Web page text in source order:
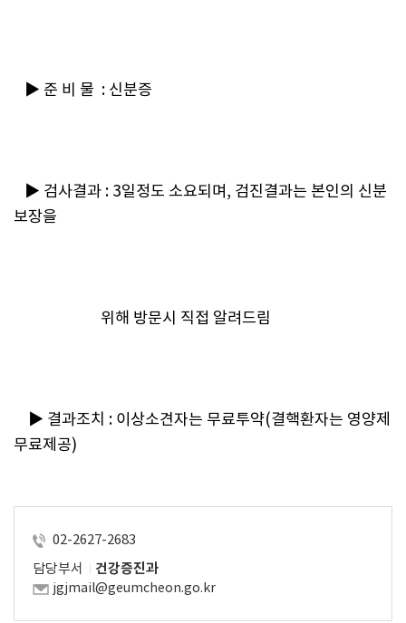
▶ 준 비 물  : 신분증
▶ 검사결과 : 3일정도 소요되며, 검진결과는 본인의 신분
보장을
위해 방문시 직접 알려드림
▶ 결과조치 : 이상소견자는 무료투약(결핵환자는 영양제
무료제공)
02-2627-2683
담당부서
건강증진과
jgjmail@geumcheon.go.kr